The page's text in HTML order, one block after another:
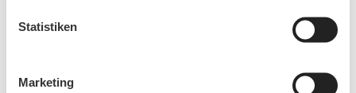
Statistiken
Marketing